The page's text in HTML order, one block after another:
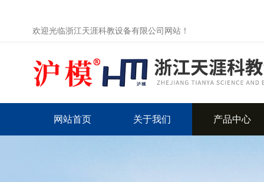
欢迎光临浙江天涯科教设备有限公司网站！
网站首页 关于我们 产品中心